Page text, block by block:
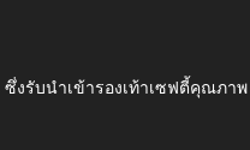
ซึ่งรับนำเข้ารองเท้าเซฟตี้คุณภ